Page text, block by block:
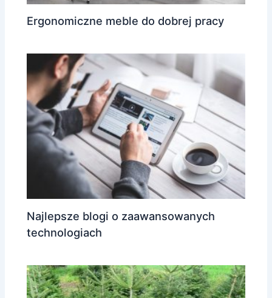
Ergonomiczne meble do dobrej pracy
Najlepsze blogi o zaawansowanych
technologiach